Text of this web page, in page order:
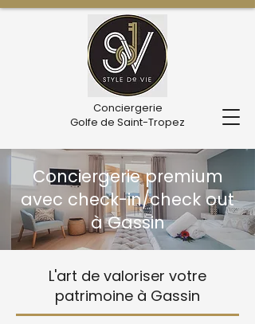
Conciergerie
Golfe de Saint-Tropez
Conciergerie premium
avec check-in/check out
à Gassin
L'art de valoriser votre
patrimoine à Gassin